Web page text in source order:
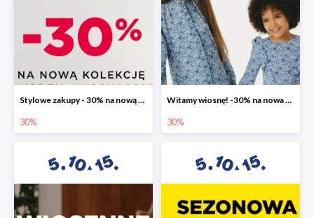
Stylowe zakupy - 30% na nową kolekcję
30%
Witamy wiosnę! -30% na nowa kolekcję
30%